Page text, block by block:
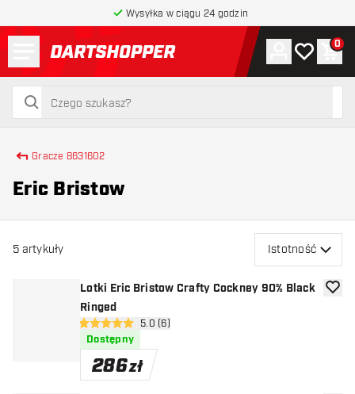
Wysyłka w ciągu 24 godzin
powrót do strony głównej
szukaj
szukaj
Konto
Moja lista
0
Gracze 8631602
Eric Bristow
5 artykuły Istotność
Lotki Eric Bristow Crafty Cockney 90% Black
Ringed
otwórz panel recenzji
5 gwiazdki oceny5.0 (6)
Dostępny
286zł